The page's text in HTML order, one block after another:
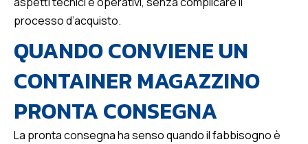
processo d’acquisto.
QUANDO CONVIENE UN
CONTAINER MAGAZZINO
PRONTA CONSEGNA
La pronta consegna ha senso quando il fabbisogno è